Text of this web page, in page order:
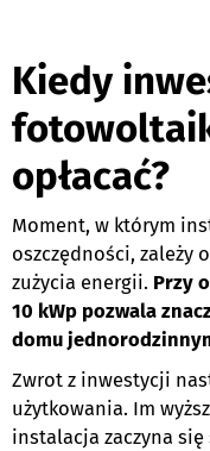
Kiedy
opłacać?
Moment, w którym
oszczędności, zależy
zużycia energii. Przy
10 kWp pozwala
domu
Zwrot z inwestycji
użytkowania. Im
instalacja zaczyna się